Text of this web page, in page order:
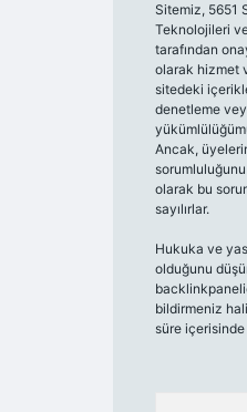
Sitemiz, 5651
Teknolojileri
tarafından
olarak hizmet
sitedeki
denetleme
Ancak,
olarak bu
sayılırlar.
Hukuka ve
olduğunu
bildirmeniz
süre içerisinde